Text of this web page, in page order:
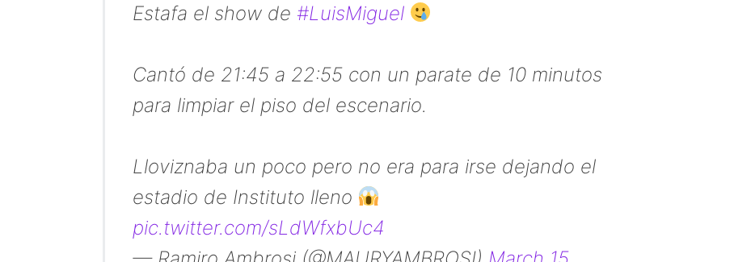
Estafa el show de #LuisMiguel
Cantó de 21:45 a 22:55 con un parate de 10 minutos
para limpiar el piso del escenario.
Lloviznaba un poco pero no era para irse dejando el
estadio de Instituto lleno
pic.twitter.com/sLdWfxbUc4